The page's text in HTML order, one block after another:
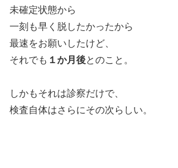
未確定状態から
一刻も早く脱したかったから
最速をお願いしたけど、
それでも １か月後とのこと。
しかもそれは診察だけで、
検査自体はさらにその次らしい。